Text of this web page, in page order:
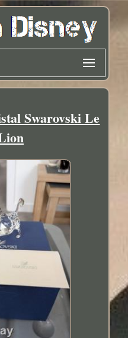
Swarovski Le